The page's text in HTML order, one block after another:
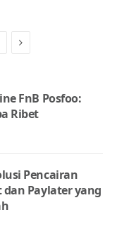
Next
FnB Posfoo:
Ribet
Pencairan
Paylater yang